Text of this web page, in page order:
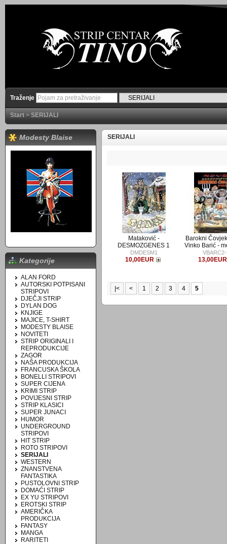
Traženje
Start > SERIJALI
Modesty Blaise
Kategorije
ALAN FORD
AUTORSKI POTPISANI
STRIPOVI
DJEČJI STRIP
DYLAN DOG
KNJIGE
MAJICE, T-SHIRT
MODESTY BLAISE
NOVITETI
STRIP ORIGINALI I
REPRODUKCIJE
ZAGOR
NAŠA PRODUKCIJA
FRANCUSKA ŠKOLA
BONELLI STRIPOVI
SUPER CIJENA
KRIMI STRIP
POVIJESNI STRIP
STRIP KLASICI
SUPER JUNACI
HUMOR
UNDERGROUND
STRIPOVI
HIT STRIP
ROTO STRIPOVI
SERIJALI
WESTERN
ZNANSTVENA
FANTASTIKA
PUSTOLOVNI STRIP
DOMAĆI STRIP
EX YU STRIPOVI
EROTSKI STRIP
AMERIČKA
PRODUKCIJA
FANTASY
MANGA
RARITETI
SERIJALI
Mataković -
DESMOZGENES 1
DMDESM1
10,00EUR
Barokni
Vinko Barić -
13,00EUR
|< < 1 2 3 4 5